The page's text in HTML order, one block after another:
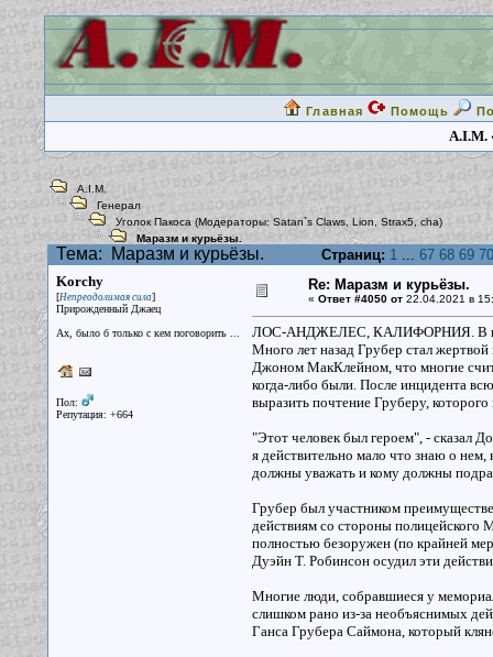
Главная Помощь
A.I.M.
A.I.M.
Генерал
Уголок Пакоса (Модераторы:Satan`s Claws, Lion Strax5,cha)
Маразм и курьёзы.
Тема: Маразм и курьёзы. Страниц: 1... 67 68 69 70
Korchy
[Непреодолимая сила]
Прирожденный Джаец
Ах, было б только с кем поговорить ...
Пол:
Репутация: +664
Re: Маразм и курьёзы.
« Ответ #4050 от22.04.2021 в
ЛОС-АНДЖЕЛЕС, КАЛИФОРНИЯ. В
Много лет назад Грубер стал
Джоном МакКлейном, что многие
когда-либо были. После инцидента
выразить почтение Груберу,
"Этот человек был героем", - сказал
я действительно мало что знаю о нем,
должны уважать и кому должны
Грубер был участником
действиям со стороны полицейского
полностью безоружен (по крайней
Дуэйн Т. Робинсон осудил эти
Многие люди, собравшиеся у
слишком рано из-за необъяснимых
Ганса Грубера Саймона, который